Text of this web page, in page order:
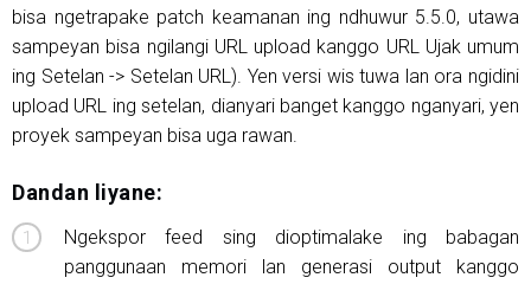
bisa ngetrapake patch keamanan ing ndhuwur 5.5.0, utawa
sampeyan bisa ngilangi URL upload kanggo URL Ujak umum
ing Setelan -> Setelan URL). Yen versi wis tuwa lan ora ngidini
upload URL ing setelan, dianyari banget kanggo nganyari, yen
proyek sampeyan bisa uga rawan.
Dandan liyane:
Ngekspor feed sing dioptimalake ing babagan
panggunaan memori lan generasi output kanggo